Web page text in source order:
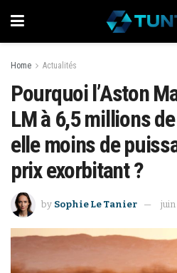
Home Actualités
Pourquoi l’Aston
LM à 6,5 millions
elle moins de
prix exorbitant ?
by Sophie Le Tanier juin